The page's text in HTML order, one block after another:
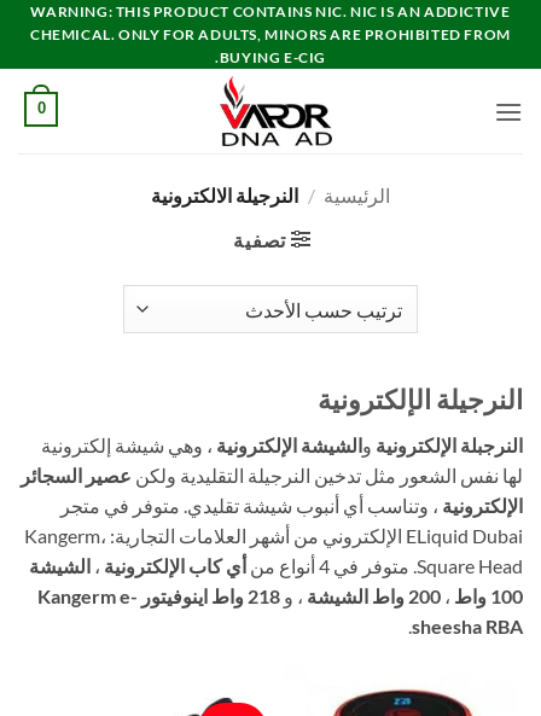
تخطي
للمحتوى
WARNING: THIS PRODUCT CONTAINS NIC. NIC IS AN ADDICTIVE
CHEMICAL. ONLY FOR ADULTS, MINORS ARE PROHIBITED FROM
BUYING E-CIG.
0
الرئيسية / النرجيلة الالكترونية
تصفية
النرجيلة الإلكترونية
النرجبلة الإلكترونية والشيشة الإلكترونية ، وهي شيشة إلكترونية
لها نفس الشعور مثل تدخين النرجيلة التقليدية ولكن عصير السجائر
الإلكترونية ، وتناسب أي أنبوب شيشة تقليدي. متوفر في متجر
ELiquid Dubai الإلكتروني من أشهر العلامات التجارية: Kangerm،
Square Head. متوفر في 4 أنواع من
أي كاب الإلكترونية ، الشيشة
100 واط
، ، و
Kangerm e-
sheesha RBA
.